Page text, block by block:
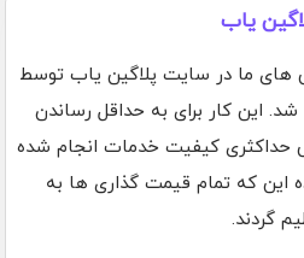
یاب
های ما در سایت پلاگین یاب توسط
این کار برای به حداقل رساندن
کیفیت خدمات انجام شده
این که تمام قیمت گذاری ها به
گردند.